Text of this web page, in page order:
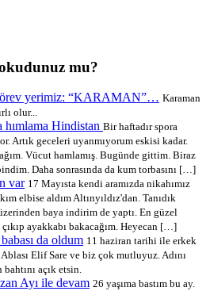
mu?
yerimiz: “KARAMAN”… Karaman
olur...
hımlama Hindistan Bir haftadır spora
Artık geceleri uyanmıyorum eskisi kadar.
Vücut hamlamış. Bugünde gittim. Biraz
Daha sonrasında da kum torbasını […]
var 17 Mayısta kendi aramızda nikahımız
elbise aldım Altınyıldız'dan. Tanıdık
baya indirim de yaptı. En güzel
ayakkabı bakacağım. Heyecan […]
da oldum 11 haziran tarihi ile erkek
Elif Sare ve biz çok mutluyuz. Adını
açık etsin.
Ayı ile devam 26 yaşıma bastım bu ay.